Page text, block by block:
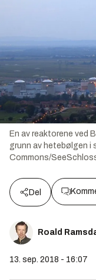
En av reaktorene ved
grunn av hetebølgen i
Commons/
Del
Roald
13. sep. 2018 - 16:07